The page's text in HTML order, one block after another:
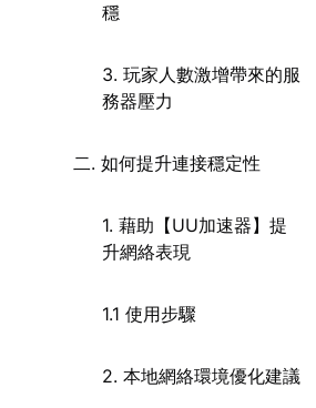
穩
3. 玩家人數激增帶來的服
務器壓力
二. 如何提升連接穩定性
1. 藉助【UU加速器】提
升網絡表現
1.1 使用步驟
2. 本地網絡環境優化建議